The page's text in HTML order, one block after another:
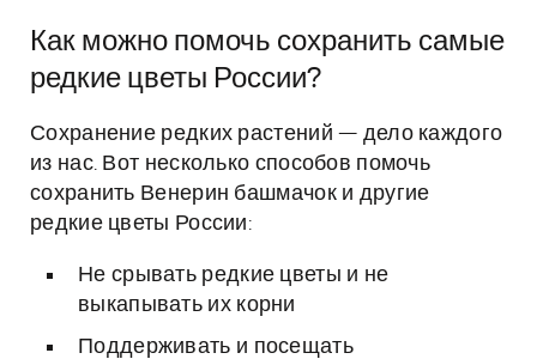
Как можно помочь сохранить самые
редкие цветы России?
Сохранение редких растений — дело каждого
из нас. Вот несколько способов помочь
сохранить Венерин башмачок и другие
редкие цветы России:
Не срывать редкие цветы и не
выкапывать их корни
Поддерживать и посещать